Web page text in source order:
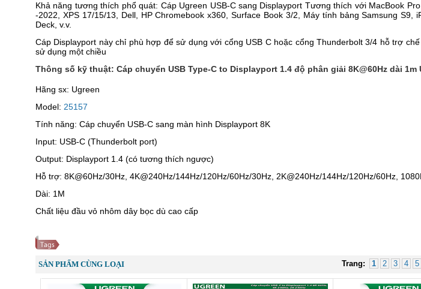
Khả năng tương thích phổ quát: Cáp Ugreen USB-C sang Displayport Tương thích với MacBook
-2022, XPS 17/15/13, Dell, HP Chromebook x360, Surface Book 3/2, Máy tính bảng Samsung S9,
Deck, v.v.
Cáp Displayport này chỉ phù hợp để sử dụng với cổng USB C hoặc cổng Thunderbolt 3/4 hỗ trợ
sử dụng một chiều
Thông số kỹ thuật: Cáp chuyển USB Type-C to Displayport 1.4 độ phân giải 8K@60Hz dài 1m
Hãng sx: Ugreen
Model: 25157
Tính năng: Cáp chuyển USB-C sang màn hình Displayport 8K
Input: USB-C (Thunderbolt port)
Output: Displayport 1.4 (có tương thích ngược)
Hỗ trợ: 8K@60Hz/30Hz, 4K@240Hz/144Hz/120Hz/60Hz/30Hz, 2K@240Hz/144Hz/120Hz/60Hz,
Dài: 1M
Chất liệu đầu vỏ nhôm dây bọc dù cao cấp
Trang: 1 2 3 4 5
SẢN PHẨM CÙNG LOẠI